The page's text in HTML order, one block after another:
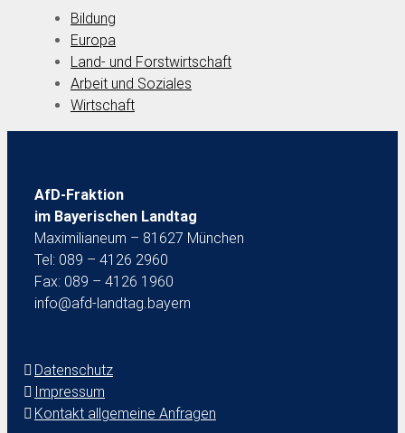
Bildung
Europa
Land- und Forstwirtschaft
Arbeit und Soziales
Wirtschaft
AfD-Fraktion
im Bayerischen Landtag
Maximilianeum – 81627 München
Tel: 089 – 4126 2960
Fax: 089 – 4126 1960
info@afd-landtag.bayern
Datenschutz
Impressum
Kontakt allgemeine Anfragen